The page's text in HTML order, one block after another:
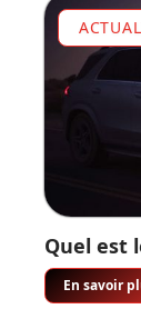
Quel est
En savoir